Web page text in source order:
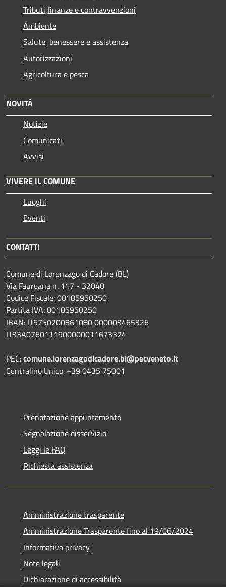
Tributi,finanze e contravvenzioni
Ambiente
Salute, benessere e assistenza
Autorizzazioni
Agricoltura e pesca
NOVITÀ
Notizie
Comunicati
Avvisi
VIVERE IL COMUNE
Luoghi
Eventi
CONTATTI
Comune di Lorenzago di Cadore (BL)
Via Faureana n. 117 - 32040
Codice Fiscale: 00185950250
Partita IVA: 00185950250
IBAN: IT57S0200861080 000003465326
IT33A0760111900000011673324
PEC:comune.lorenzagodicadore.bl@pecveneto.it
Centralino Unico: +39 0435 75001
Prenotazione appuntamento
Segnalazione disservizio
Leggi le FAQ
Richiesta assistenza
Amministrazione trasparente
Amministrazione Trasparente fino al 19/06/2024
Informativa privacy
Note legali
Dichiarazione di accessibilità